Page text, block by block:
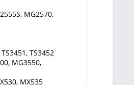
MG2570,
TS3452
MG3550,
MX535